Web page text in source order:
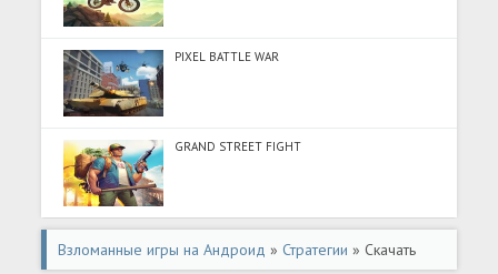
PIXEL BATTLE WAR
GRAND STREET FIGHT
Взломанные игры на Андроид » Стратегии » Скачать